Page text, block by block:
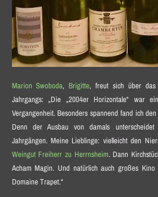
Marion Swoboda, Brigitte, freut sich über das
Jahrgangs: „Die „2004er Horizontale“ war
Vergangenheit. Besonders spannend fand ich
Denn der Ausbau von damals
Jahrgängen. Meine Lieblinge: vielleicht den
Weingut Freiherr zu Herrnsheim. Dann
Acham Magin. Und natürlich auch großes
Domaine Trapet.“